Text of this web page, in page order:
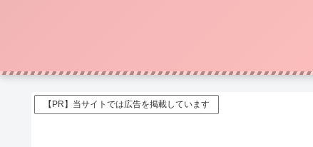
【PR】当サイトでは広告を掲載しています